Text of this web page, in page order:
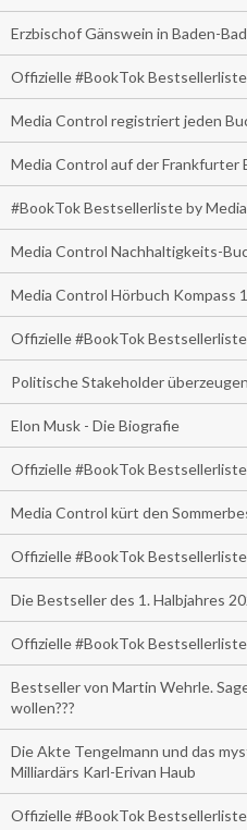
Erzbischof Gänswein in Baden-
Offizielle #BookTok
Media Control registriert jeden
Media Control auf der Frankfurter
#BookTok Bestsellerliste by
Media Control Nachhaltigkeits-
Media Control Hörbuch Kompass
Offizielle #BookTok
Politische Stakeholder überzeugen
Elon Musk - Die Biografie
Offizielle #BookTok
Media Control kürt den
Offizielle #BookTok
Die Bestseller des 1. Halbjahres
Offizielle #BookTok
Bestseller von Martin Wehrle.
wollen???
Die Akte Tengelmann und das
Milliardärs Karl-Erivan Haub
Offizielle #BookTok